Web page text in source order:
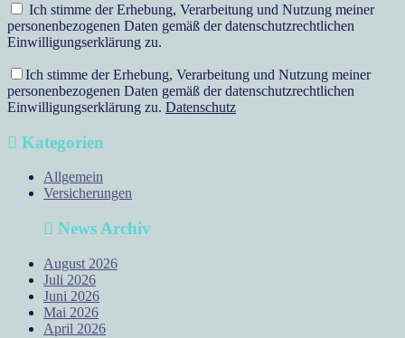
Ich stimme der Erhebung, Verarbeitung und Nutzung meiner
personenbezogenen Daten gemäß der datenschutzrechtlichen
Einwilligungserklärung zu.
Ich stimme der Erhebung, Verarbeitung und Nutzung meiner
personenbezogenen Daten gemäß der datenschutzrechtlichen
Einwilligungserklärung zu. Datenschutz
Kategorien
Allgemein
Versicherungen
News Archiv
August 2026
Juli 2026
Juni 2026
Mai 2026
April 2026